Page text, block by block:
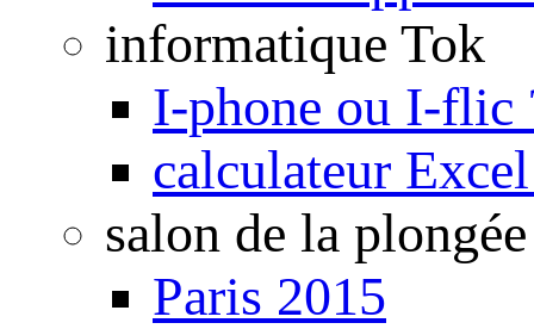
informatique Tok
I-phone ou I-flic
calculateur
salon de la plongée
Paris 2015